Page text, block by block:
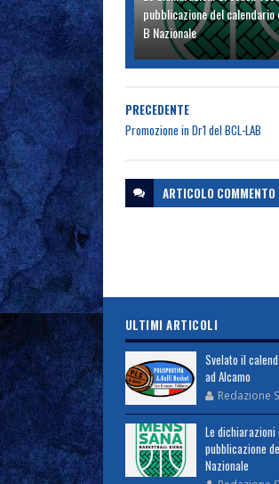
pubblicazione del calendario
B Nazionale
PRECEDENTE
Promozione in Dr1 del BCL-LAB
ARTICOLO COMMENTO
ULTIMI ARTICOLI
Svelato il
ad Alcamo
Redazione
Le dichiarazioni
pubblicazione
Nazionale